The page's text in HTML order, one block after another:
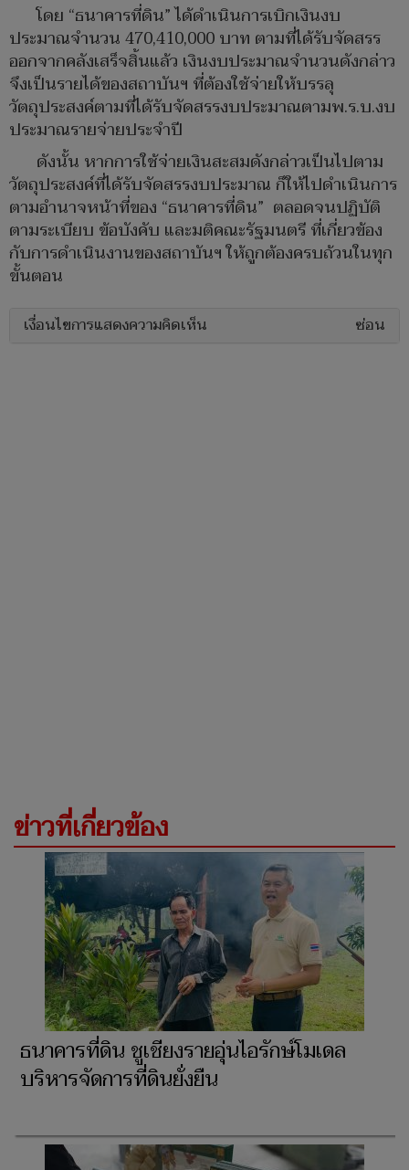
โดย “ธนาคารที่ดิน” ได้ดำเนินการเบิกเงินงบ
ประมาณจำนวน 470,410,000 บาท ตามที่ได้รับจัดสรร
ออกจากคลังเสร็จสิ้นแล้ว เงินงบประมาณจำนวนดังกล่าว
จึงเป็นรายได้ของสถาบันฯ ที่ต้องใช้จ่ายให้บรรลุ
วัตถุประสงค์ตามที่ได้รับจัดสรรงบประมาณตามพ.ร.บ.งบ
ประมาณรายจ่ายประจำปี
ดังนั้น หากการใช้จ่ายเงินสะสมดังกล่าวเป็นไปตาม
วัตถุประสงค์ที่ได้รับจัดสรรงบประมาณ ก็ให้ไปดำเนินการ
ตามอำนาจหน้าที่ของ “ธนาคารที่ดิน” ตลอดจนปฏิบัติ
ตามระเบียบ ข้อบังคับ และมติคณะรัฐมนตรี ที่เกี่ยวข้อง
กับการดำเนินงานของสถาบันฯ ให้ถูกต้องครบถ้วนในทุก
ขั้นตอน
เงื่อนไขการแสดงความคิดเห็น ซ่อน
ข่าวที่เกี่ยวข้อง
ธนาคารที่ดิน ชูเชียงรายอุ่นไอรักษ์โมเดล
บริหารจัดการที่ดินยั่งยืน